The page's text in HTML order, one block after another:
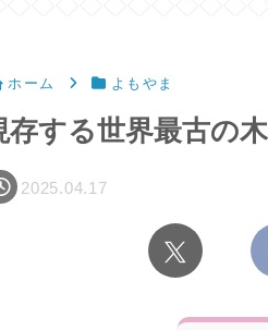
ホーム よもやま
存する世界最古の
2025.04.17